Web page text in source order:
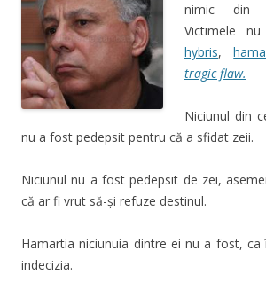
nimic din
Victimele
hybris,
tragic flaw.
Niciunul din
nu a fost pedepsit pentru că a sfidat zeii.
Niciunul nu a fost pedepsit de zei,
că ar fi vrut să-și refuze destinul.
Hamartia niciunuia dintre ei nu a fost, ca
indecizia.